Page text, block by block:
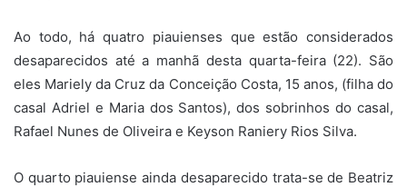
Ao todo, há quatro piauienses que estão considerados
desaparecidos até a manhã desta quarta-feira (22). São
eles Mariely da Cruz da Conceição Costa, 15 anos, (filha do
casal Adriel e Maria dos Santos), dos sobrinhos do casal,
Rafael Nunes de Oliveira e Keyson Raniery Rios Silva.
O quarto piauiense ainda desaparecido trata-se de Beatriz